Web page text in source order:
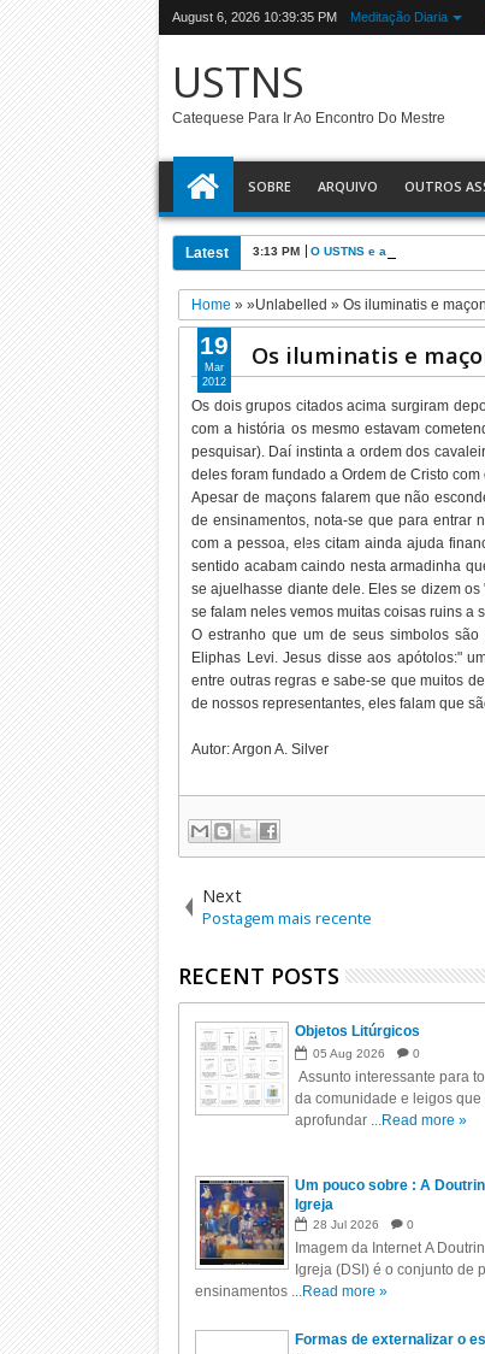
August 6, 2026 10:39:36 PM Meditação Diaria
USTNS
Catequese Para Ir Ao Encontro Do Mestre
SOBRE ARQUIVO OUTROS
Latest 3:13 PM O USTNS e a Eucaristia
Home » »Unlabelled »Os iluminatis e
Os iluminatis e
Os dois grupos citados acima surgiram
com a história os mesmo estavam
pesquisar). Daí instinta a ordem dos
deles foram fundado a Ordem de Cristo
Apesar de maçons falarem que não
de ensinamentos, nota-se que para entrar
com a pessoa, eles citam ainda ajuda
sentido acabam caindo nesta armadinha
se ajuelhasse diante dele. Eles se dizem
se falam neles vemos muitas coisas ruins a
O estranho que um de seus simbolos
Eliphas Levi. Jesus disse aos apótolos:"
entre outras regras e sabe-se que muitos
de nossos representantes, eles falam que
Autor: Argon A. Silver
19
Mar
2012
Next
Postagem mais recente
RECENT POSTS
Objetos Litúrgicos
05 Aug 2026 0
Assunto interessante para
da comunidade e leigos que
aprofundar ...Read more »
Um pouco sobre : A
Igreja
28 Jul 2026 0
Imagem da Internet A
Igreja (DSI) é o conjunto de
ensinamentos ...Read more »
Formas de externalizar o